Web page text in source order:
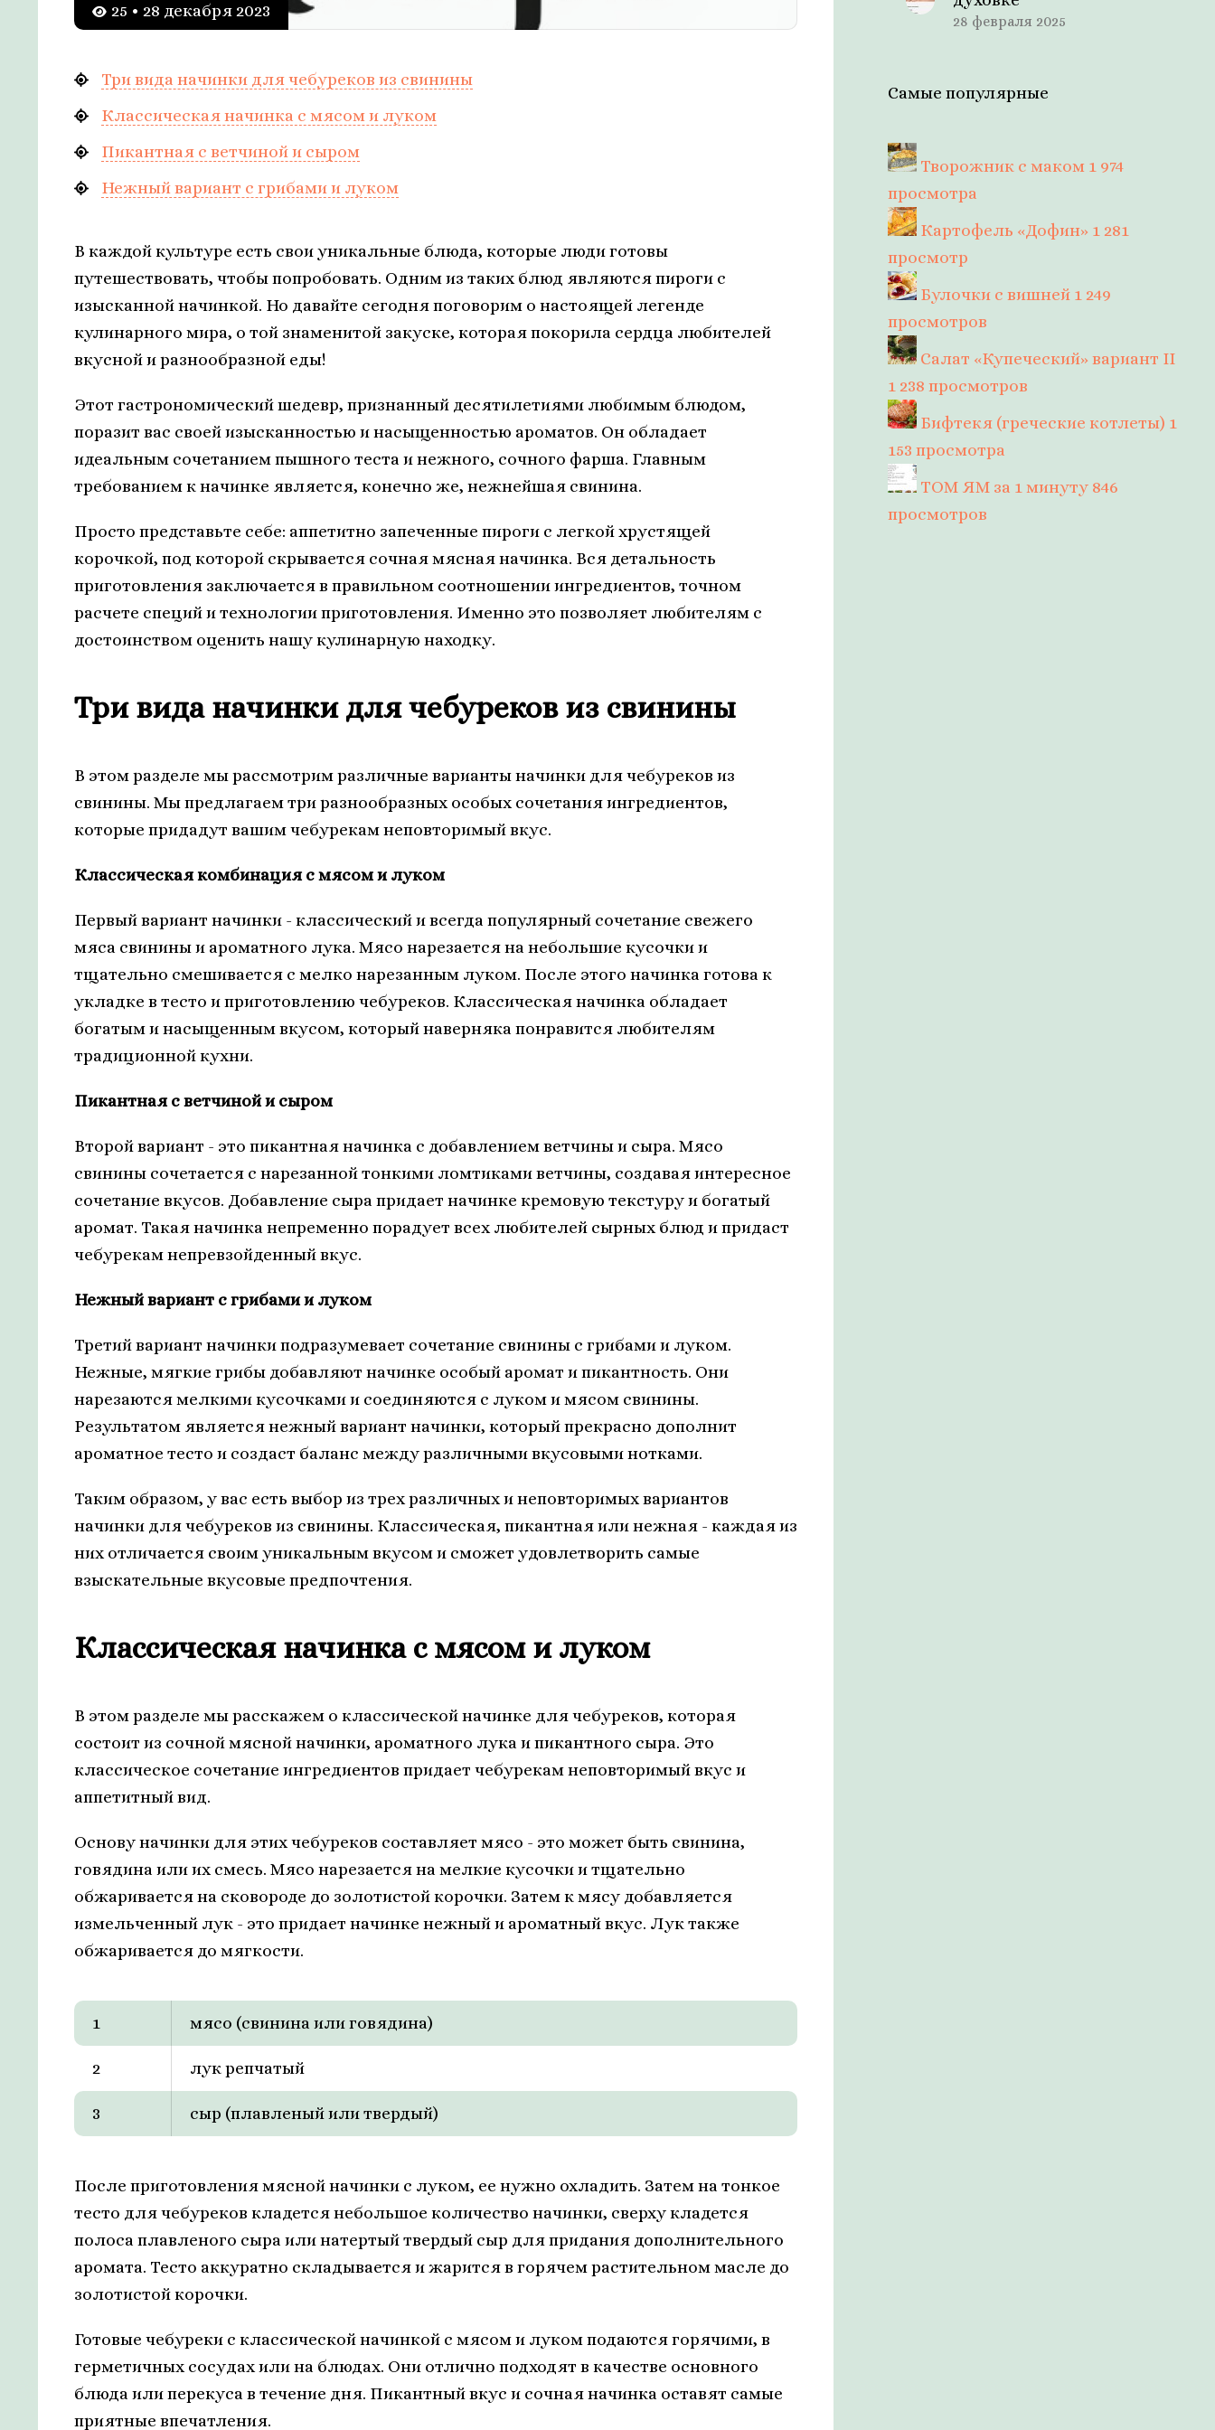
25 • 28 декабря 2023
Три вида начинки для чебуреков из свинины
Классическая начинка с мясом и луком
Пикантная с ветчиной и сыром
Нежный вариант с грибами и луком
В каждой культуре есть свои уникальные блюда, которые люди готовы
путешествовать, чтобы попробовать. Одним из таких блюд являются пироги с
изысканной начинкой. Но давайте сегодня поговорим о настоящей легенде
кулинарного мира, о той знаменитой закуске, которая покорила сердца любителей
вкусной и разнообразной еды!
Этот гастрономический шедевр, признанный десятилетиями любимым блюдом,
поразит вас своей изысканностью и насыщенностью ароматов. Он обладает
идеальным сочетанием пышного теста и нежного, сочного фарша. Главным
требованием к начинке является, конечно же, нежнейшая свинина.
Просто представьте себе: аппетитно запеченные пироги с легкой хрустящей
корочкой, под которой скрывается сочная мясная начинка. Вся детальность
приготовления заключается в правильном соотношении ингредиентов, точном
расчете специй и технологии приготовления. Именно это позволяет любителям с
достоинством оценить нашу кулинарную находку.
Три вида начинки для чебуреков из свинины
В этом разделе мы рассмотрим различные варианты начинки для чебуреков из
свинины. Мы предлагаем три разнообразных особых сочетания ингредиентов,
которые придадут вашим чебурекам неповторимый вкус.
Классическая комбинация с мясом и луком
Первый вариант начинки - классический и всегда популярный сочетание свежего
мяса свинины и ароматного лука. Мясо нарезается на небольшие кусочки и
тщательно смешивается с мелко нарезанным луком. После этого начинка готова к
укладке в тесто и приготовлению чебуреков. Классическая начинка обладает
богатым и насыщенным вкусом, который наверняка понравится любителям
традиционной кухни.
Пикантная с ветчиной и сыром
Второй вариант - это пикантная начинка с добавлением ветчины и сыра. Мясо
свинины сочетается с нарезанной тонкими ломтиками ветчины, создавая интересное
сочетание вкусов. Добавление сыра придает начинке кремовую текстуру и богатый
аромат. Такая начинка непременно порадует всех любителей сырных блюд и придаст
чебурекам непревзойденный вкус.
Нежный вариант с грибами и луком
Третий вариант начинки подразумевает сочетание свинины с грибами и луком.
Нежные, мягкие грибы добавляют начинке особый аромат и пикантность. Они
нарезаются мелкими кусочками и соединяются с луком и мясом свинины.
Результатом является нежный вариант начинки, который прекрасно дополнит
ароматное тесто и создаст баланс между различными вкусовыми нотками.
Таким образом, у вас есть выбор из трех различных и неповторимых вариантов
начинки для чебуреков из свинины. Классическая, пикантная или нежная - каждая из
них отличается своим уникальным вкусом и сможет удовлетворить самые
взыскательные вкусовые предпочтения.
Классическая начинка с мясом и луком
В этом разделе мы расскажем о классической начинке для чебуреков, которая
состоит из сочной мясной начинки, ароматного лука и пикантного сыра. Это
классическое сочетание ингредиентов придает чебурекам неповторимый вкус и
аппетитный вид.
Основу начинки для этих чебуреков составляет мясо - это может быть свинина,
говядина или их смесь. Мясо нарезается на мелкие кусочки и тщательно
обжаривается на сковороде до золотистой корочки. Затем к мясу добавляется
измельченный лук - это придает начинке нежный и ароматный вкус. Лук также
обжаривается до мягкости.
1 мясо (свинина или говядина)
2 лук репчатый
3 сыр (плавленый или твердый)
После приготовления мясной начинки с луком, ее нужно охладить. Затем на тонкое
тесто для чебуреков кладется небольшое количество начинки, сверху кладется
полоса плавленого сыра или натертый твердый сыр для придания дополнительного
аромата. Тесто аккуратно складывается и жарится в горячем растительном масле до
золотистой корочки.
Готовые чебуреки с классической начинкой с мясом и луком подаются горячими, в
герметичных сосудах или на блюдах. Они отлично подходят в качестве основного
блюда или перекуса в течение дня. Пикантный вкус и сочная начинка оставят самые
приятные впечатления.
28 февраля 2025
Самые популярные
Творожник с маком 1 974
просмотра
Картофель «Дофин» 1 281
просмотр
Булочки с вишней 1 249
просмотров
Салат «Купеческий» вариант II
1 238 просмотров
Бифтекя (греческие котлеты) 1
153 просмотра
ТОМ ЯМ за 1 минуту 846
просмотров